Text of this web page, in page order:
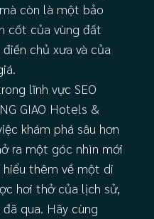
còn là một bảo
cốt của vùng đất
chủ xưa và của
lĩnh vực SEO
GIAO Hotels &
khám phá sâu hơn
ra một góc nhìn mới
hiểu thêm về một di
hơi thở của lịch sử,
qua. Hãy cùng